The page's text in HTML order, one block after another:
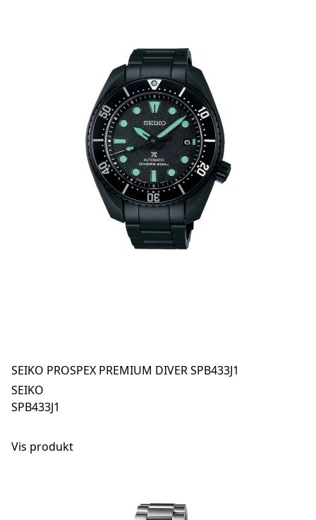
SEIKO PROSPEX PREMIUM DIVER SPB433J1
SEIKO
SPB433J1
Vis produkt